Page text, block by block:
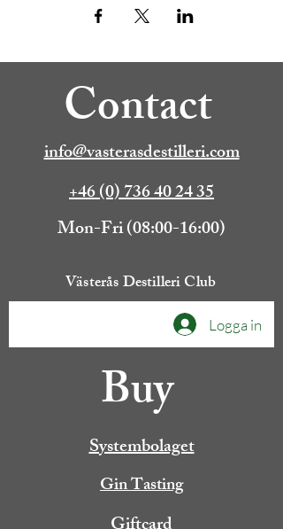
Contact
info@vasterasdestilleri.com
+46 (0) 736 40 24 35
Mon-Fri (08:00-16:00)
Västerås Destilleri Club
Logga in
Buy
Systembolaget
Gin Tasting